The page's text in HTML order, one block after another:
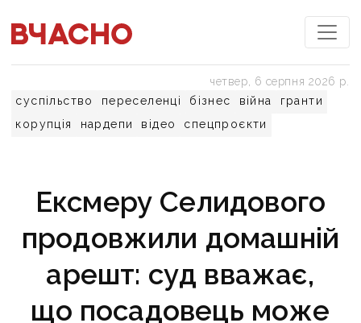
суспільство переселенці бізнес війна
гранти
корупція
нардепи відео спецпроєкти
четвер, 6 серпня 2026 р.
Ексмеру Селидового
продовжили домашній
арешт: суд вважає,
що посадовець може